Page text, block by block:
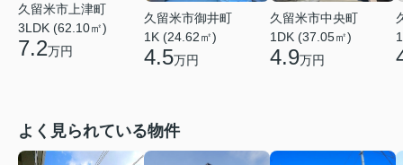
久留米市上津町
3LDK (62.10㎡)
7.2万円
久留米市御井町
1K (24.62㎡)
4.5万円
久留米市中央町
1DK (37.05㎡)
4.9万円
よく見られている物件